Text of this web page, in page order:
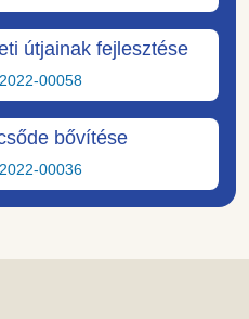
útjainak fejlesztése
00058
bővítése
00036